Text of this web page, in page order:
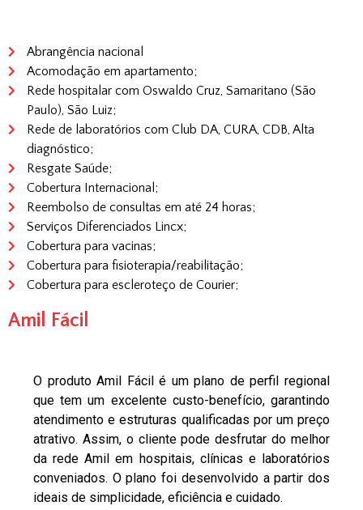
Abrangência nacional
Acomodação em apartamento;
Rede hospitalar com Oswaldo Cruz, Samaritano (São
Paulo), São Luiz;
Rede de laboratórios com Club DA, CURA, CDB, Alta
diagnóstico;
Resgate Saúde;
Cobertura Internacional;
Reembolso de consultas em até 24 horas;
Serviços Diferenciados Lincx;
Cobertura para vacinas;
Cobertura para fisioterapia/reabilitação;
Cobertura para escleroteço de Courier;
Amil Fácil
O produto Amil Fácil é um plano de perfil regional
que tem um excelente custo-benefício, garantindo
atendimento e estruturas qualificadas por um preço
atrativo. Assim, o cliente pode desfrutar do melhor
da rede Amil em hospitais, clínicas e laboratórios
conveniados. O plano foi desenvolvido a partir dos
ideais de simplicidade, eficiência e cuidado.